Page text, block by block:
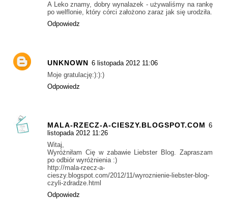
A Leko znamy, dobry wynalazek - używaliśmy na rankę
po welflonie, który córci założono zaraz jak się urodziła.
Odpowiedz
UNKNOWN 6 listopada 2012 11:06
Moje gratulację:):):)
Odpowiedz
MALA-RZECZ-A-CIESZY.BLOGSPOT.COM 6
listopada 2012 11:26
Witaj,
Wyróżniłam Cię w zabawie Liebster Blog. Zapraszam
po odbiór wyróżnienia :)
http://mala-rzecz-a-
cieszy.blogspot.com/2012/11/wyroznienie-liebster-blog-
czyli-zdradze.html
Odpowiedz